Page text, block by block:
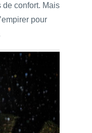
confort. Mais
pour